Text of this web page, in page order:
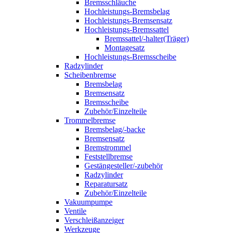
Bremsschläuche
Hochleistungs-Bremsbelag
Hochleistungs-Bremsensatz
Hochleistungs-Bremssattel
Bremssattel/-halter(Träger)
Montagesatz
Hochleistungs-Bremsscheibe
Radzylinder
Scheibenbremse
Bremsbelag
Bremsensatz
Bremsscheibe
Zubehör/Einzelteile
Trommelbremse
Bremsbelag/-backe
Bremsensatz
Bremstrommel
Feststellbremse
Gestängesteller/-zubehör
Radzylinder
Reparatursatz
Zubehör/Einzelteile
Vakuumpumpe
Ventile
Verschleißanzeiger
Werkzeuge